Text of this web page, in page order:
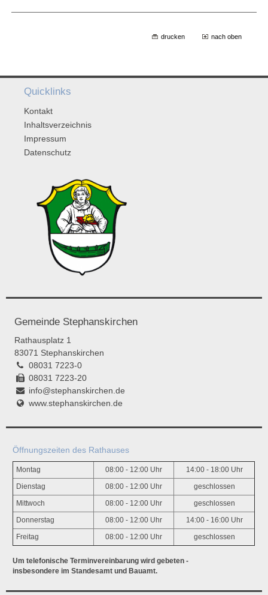
drucken nach oben
Quicklinks
Kontakt
Inhaltsverzeichnis
Impressum
Datenschutz
Gemeinde Stephanskirchen
Rathausplatz 1
83071 Stephanskirchen
08031 7223-0
08031 7223-20
info@stephanskirchen.de
www.stephanskirchen.de
Öffnungszeiten des Rathauses
Montag 08:00 - 12:00 Uhr 14:00 - 18:00 Uhr
Dienstag 08:00 - 12:00 Uhr geschlossen
Mittwoch 08:00 - 12:00 Uhr geschlossen
Donnerstag 08:00 - 12:00 Uhr 14:00 - 16:00 Uhr
Freitag 08:00 - 12:00 Uhr geschlossen
Um telefonische Terminvereinbarung wird gebeten -
insbesondere im Standesamt und Bauamt.